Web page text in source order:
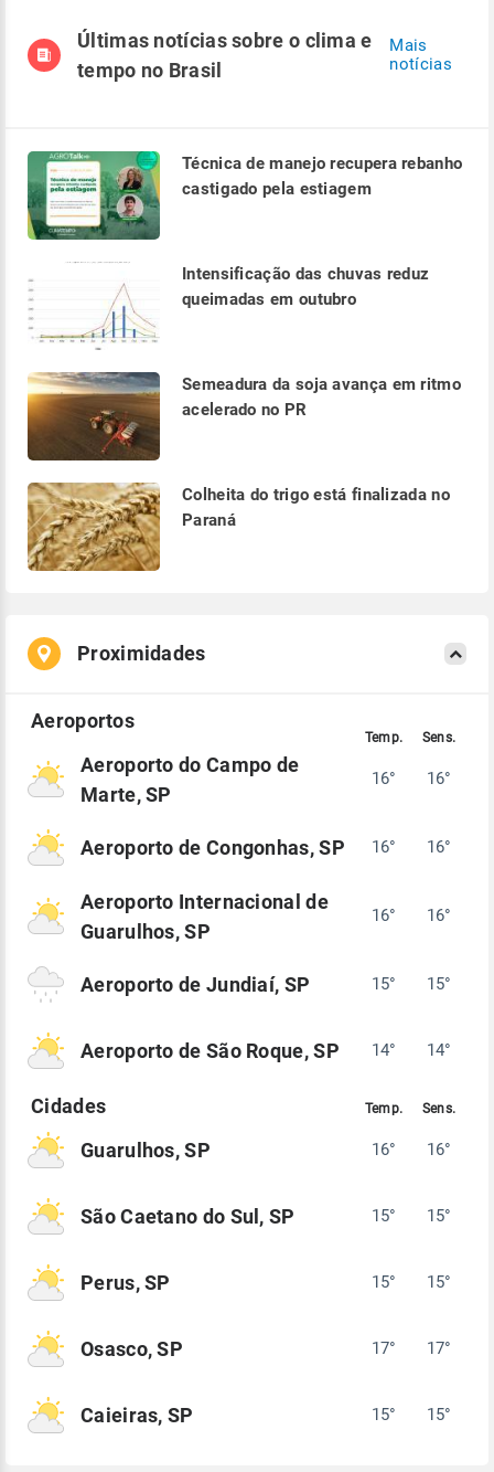
Últimas notícias sobre o clima e
tempo no Brasil
Mais
notícias
Técnica de manejo recupera rebanho
castigado pela estiagem
Intensificação das chuvas reduz
queimadas em outubro
Semeadura da soja avança em ritmo
acelerado no PR
Colheita do trigo está finalizada no
Paraná
Proximidades
Aeroporto do Campo de
Marte, SP
16° 16°
Aeroporto de Congonhas, SP 16° 16°
Aeroporto Internacional de
Guarulhos, SP
16° 16°
Aeroporto de Jundiaí, SP 15° 15°
Aeroporto de São Roque, SP 14° 14°
Guarulhos, SP 16° 16°
São Caetano do Sul, SP 15° 15°
Perus, SP 15° 15°
Osasco, SP 17° 17°
Caieiras, SP 15° 15°